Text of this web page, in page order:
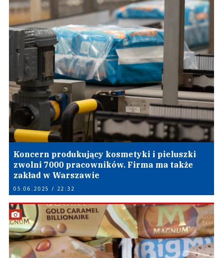
Koncern produkujący kosmetyki i pieluszki
zwolni 7000 pracowników. Firma ma także
zakład w Warszawie
05.06.2025 / 22:32